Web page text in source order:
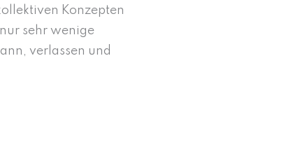
Konzepten
sehr wenige
verlassen und